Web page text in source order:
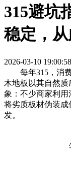
315避坑
稳定，
2026-03-10 19:00:58
每年315，消
木地板以其自然
象：不少商家利用
将劣质板材伪装
发。